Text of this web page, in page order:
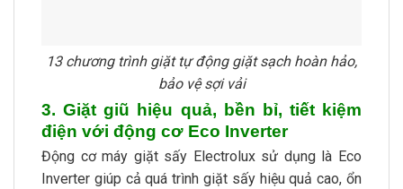
13 chương trình giặt tự động giặt sạch hoàn hảo,
bảo vệ sợi vải
3. Giặt giũ hiệu quả, bền bỉ, tiết kiệm
điện với động cơ Eco Inverter
Động cơ máy giặt sấy Electrolux sử dụng là Eco
Inverter giúp cả quá trình giặt sấy hiệu quả cao, ổn